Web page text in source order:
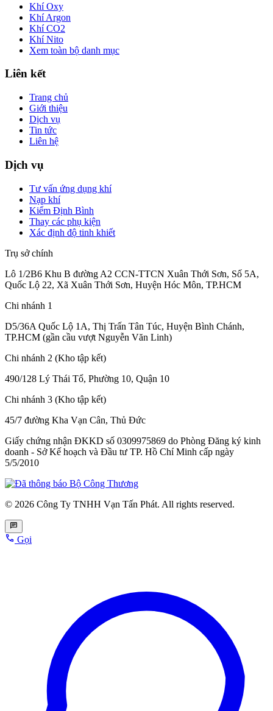
Khí Oxy
Khí Argon
Khí CO2
Khí Nito
Xem toàn bộ danh mục
Liên kết
Trang chủ
Giới thiệu
Dịch vụ
Tin tức
Liên hệ
Dịch vụ
Tư vấn ứng dụng khí
Nạp khí
Kiểm Định Bình
Thay các phụ kiện
Xác định độ tinh khiết
Trụ sở chính
Lô 1/2B6 Khu B đường A2 CCN-TTCN Xuân Thới Sơn, Số 5A,
Quốc Lộ 22, Xã Xuân Thới Sơn, Huyện Hóc Môn, TP.HCM
Chi nhánh 1
D5/36A Quốc Lộ 1A, Thị Trấn Tân Túc, Huyện Bình Chánh,
TP.HCM (gần cầu vượt Nguyễn Văn Linh)
Chi nhánh 2 (Kho tập kết)
490/128 Lý Thái Tổ, Phường 10, Quận 10
Chi nhánh 3 (Kho tập kết)
45/7 đường Kha Vạn Cân, Thủ Đức
Giấy chứng nhận ĐKKD số 0309975869 do Phòng Đăng ký kinh
doanh - Sở Kế hoạch và Đầu tư TP. Hồ Chí Minh cấp ngày
5/5/2010
© 2026 Công Ty TNHH Vạn Tấn Phát. All rights reserved.
Gọi